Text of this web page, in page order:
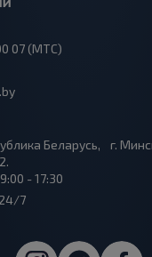
07 (МТС)
Беларусь, г.
- 17:30
7